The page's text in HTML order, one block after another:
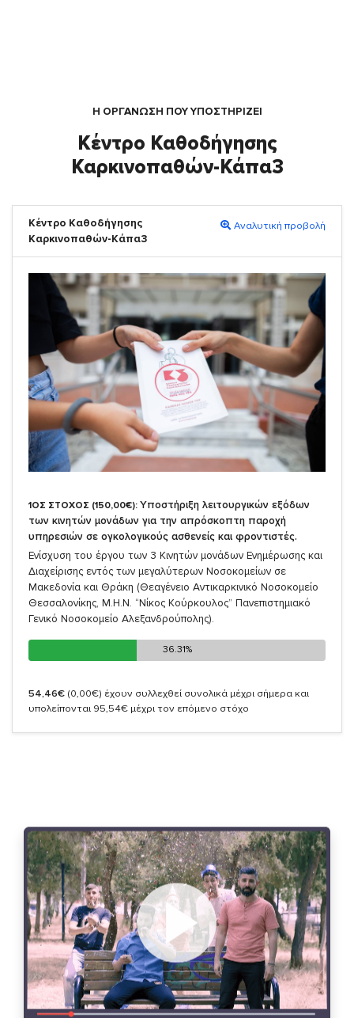
Η ΟΡΓΆΝΩΣΗ ΠΟΥ ΥΠΟΣΤΗΡΙΖΕΙ
Κέντρο Καθοδήγησης
Καρκινοπαθών-Κάπα3
Κέντρο Καθοδήγησης
Καρκινοπαθών-Κάπα3
Αναλυτική προβολή
1ΟΣ ΣΤΟΧΟΣ (150,00€): Υποστήριξη λειτουργικών εξόδων
των κινητών μονάδων για την απρόσκοπτη παροχή
υπηρεσιών σε ογκολογικούς ασθενείς και φροντιστές.
Ενίσχυση του έργου των 3 Κινητών μονάδων Ενημέρωσης και
Διαχείρισης εντός των μεγαλύτερων Νοσοκομείων σε
Μακεδονία και Θράκη (Θεαγένειο Αντικαρκινικό Νοσοκομείο
Θεσσαλονίκης, Μ.Η.Ν. “Νίκος Κούρκουλος” Πανεπιστημιακό
Γενικό Νοσοκομείο Αλεξανδρούπολης).
36.31%
36.31%
54,46€ (0,00€) έχουν συλλεχθεί συνολικά μέχρι σήμερα και
υπολείπονται 95,54€ μέχρι τον επόμενο στόχο